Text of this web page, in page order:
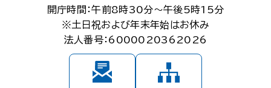
開庁時間：午前8時30分～午後5時15分
※土日祝および年末年始はお休み
法人番号：6000020362026